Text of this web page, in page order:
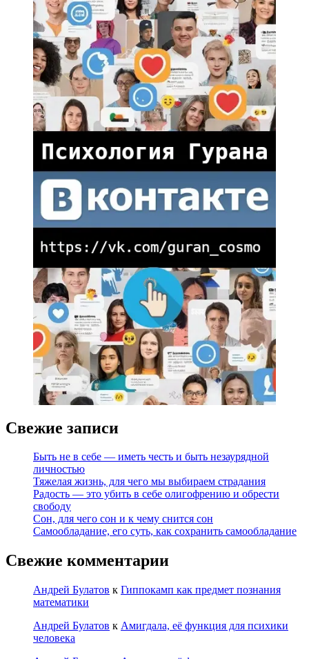
Свежие записи
Быть не в себе — иметь честь и быть незаурядной
личностью
Тяжелая жизнь, для чего мы выбираем страдания
Радость — это убить в себе олигофрению и обрести
свободу
Сон, для чего сон и к чему снится сон
Самообладание, его суть, как сохранить самообладание
Свежие комментарии
Андрей Булатов к Гиппокамп как предмет познания
математики
Андрей Булатов к Амигдала, её функция для психики
человека